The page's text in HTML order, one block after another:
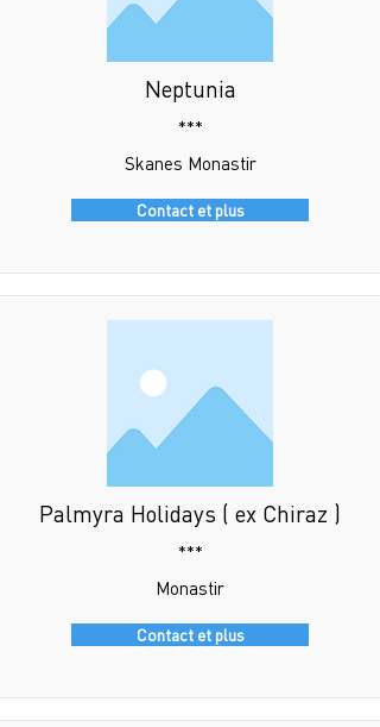
Neptunia
***
Skanes Monastir
Contact et plus
Palmyra Holidays ( ex Chiraz )
***
Monastir
Contact et plus